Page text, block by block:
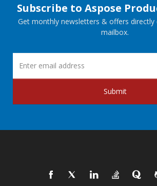
Subscribe to Aspose
Get monthly newsletters & offers directly
mailbox.
Submit